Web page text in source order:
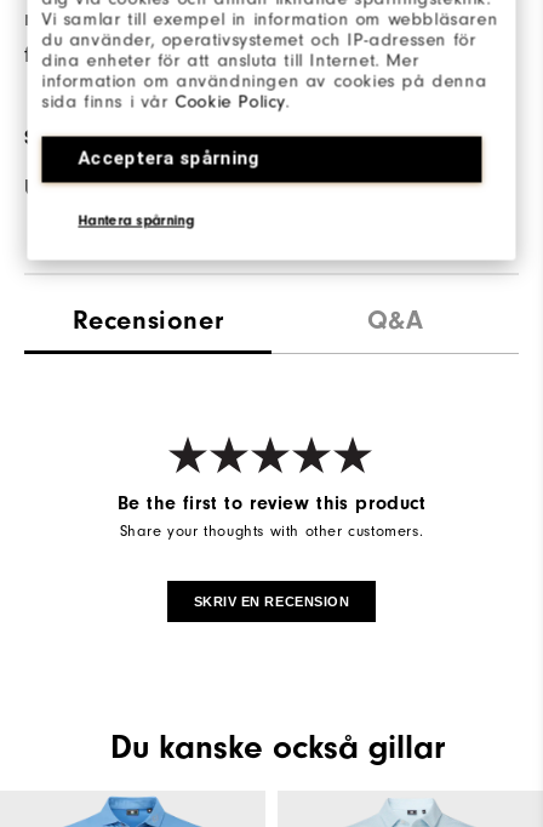
Vi samlar till exempel in information om webbläsaren
du använder, operativsystemet och IP-adressen för
dina enheter för att ansluta till Internet. Mer
information om användningen av cookies på denna
sida finns i vårCookie Policy.
Acceptera spårning
Hantera spårning
när plagget utsätts
för fukt.
SOLSKYDD
UPF 30 solskydd
Recensioner Q&A
Be the first to review this product
Share your thoughts with other customers.
SKRIV EN RECENSION
Du kanske också gillar